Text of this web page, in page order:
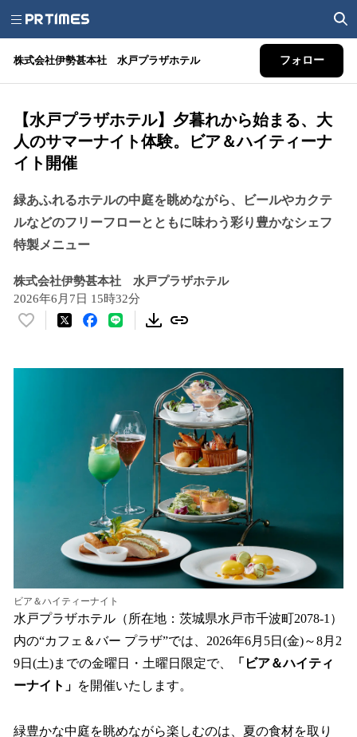
株式会社伊勢甚本社 水戸プラザホテル フォロー
【水戸プラザホテル】夕暮れから始まる、大
人のサマーナイト体験。ビア＆ハイティーナ
イト開催
緑あふれるホテルの中庭を眺めながら、ビールやカクテ
ルなどのフリーフローとともに味わう彩り豊かなシェフ
特製メニュー
株式会社伊勢甚本社 水戸プラザホテル
2026年6月7日 15時32分
い
ビア＆ハイティーナイト
水戸プラザホテル（所在地：茨城県水戸市千波町2078-1）
内の“カフェ＆バー プラザ”では、2026年6月5日(金)～8月2
9日(土)までの金曜日・土曜日限定で、
「ビア＆ハイティ
ーナイト」 を開催いたします。
緑豊かな中庭を眺めながら楽しむのは、夏の食材を取り